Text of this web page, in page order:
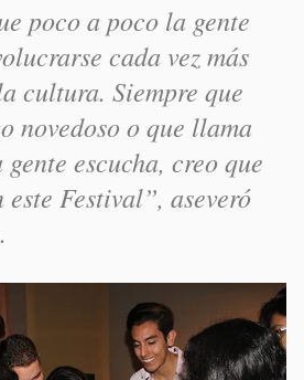
poco a poco la gente
cada vez más
cultura. Siempre que
novedoso o que llama
escucha, creo que
este Festival”, aseveró